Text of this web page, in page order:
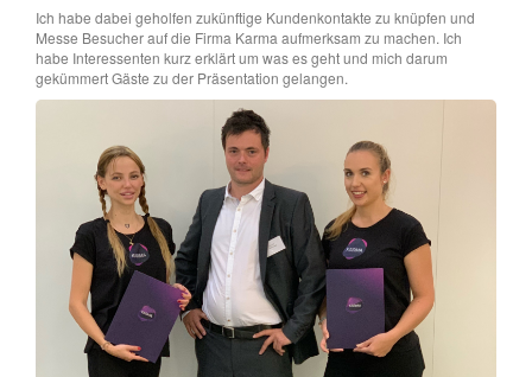
Ich habe dabei geholfen zukünftige Kundenkontakte zu knüpfen und
Messe Besucher auf die Firma Karma aufmerksam zu machen. Ich
habe Interessenten kurz erklärt um was es geht und mich darum
gekümmert Gäste zu der Präsentation gelangen.